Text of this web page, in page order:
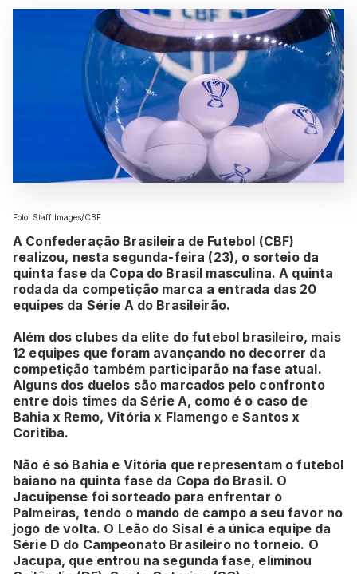
Foto: Staff Images/CBF
A Confederação Brasileira de Futebol (CBF)
realizou, nesta segunda-feira (23), o sorteio da
quinta fase da Copa do Brasil masculina. A quinta
rodada da competição marca a entrada das 20
equipes da Série A do Brasileirão.
Além dos clubes da elite do futebol brasileiro, mais
12 equipes que foram avançando no decorrer da
competição também participarão na fase atual.
Alguns dos duelos são marcados pelo confronto
entre dois times da Série A, como é o caso de
Bahia x Remo, Vitória x Flamengo e Santos x
Coritiba.
Não é só Bahia e Vitória que representam o futebol
baiano na quinta fase da Copa do Brasil. O
Jacuipense foi sorteado para enfrentar o
Palmeiras, tendo o mando de campo a seu favor no
jogo de volta. O Leão do Sisal é a única equipe da
Série D do Campeonato Brasileiro no torneio. O
Jacupa, que entrou na segunda fase, eliminou